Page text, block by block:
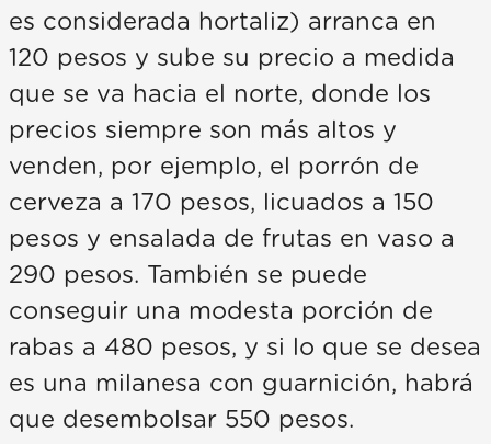
es considerada hortaliz) arranca en
120 pesos y sube su precio a medida
que se va hacia el norte, donde los
precios siempre son más altos y
venden, por ejemplo, el porrón de
cerveza a 170 pesos, licuados a 150
pesos y ensalada de frutas en vaso a
290 pesos. También se puede
conseguir una modesta porción de
rabas a 480 pesos, y si lo que se desea
es una milanesa con guarnición, habrá
que desembolsar 550 pesos.